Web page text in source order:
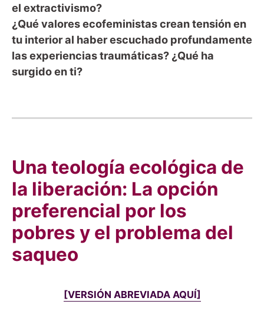
el extractivismo?
¿Qué valores ecofeministas crean tensión en
tu interior al haber escuchado profundamente
las experiencias traumáticas? ¿Qué ha
surgido en ti?
Una teología ecológica de
la liberación: La opción
preferencial por los
pobres y el problema del
saqueo
[VERSIÓN ABREVIADA AQUÍ]